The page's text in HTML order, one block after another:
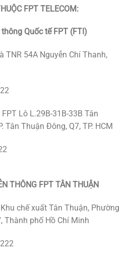
FPT TELECOM:
Quốc tế FPT (FTI)
TNR 54A Nguyễn Chí Thanh,
Lô L.29B-31B-33B Tân
Tân Thuận Đông, Q7, TP. HCM
THÔNG FPT TÂN THUẬN
chế xuất Tân Thuận, Phường
Thành phố Hồ Chí Minh